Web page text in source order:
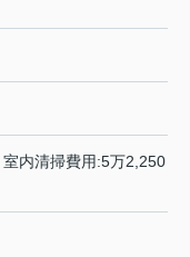
内清掃費用:5万2,250